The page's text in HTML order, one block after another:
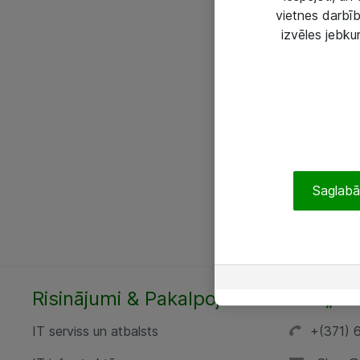
Risinājumi & Pakalpojumi
IT serviss un atbalsts
+(371)
vietnes
izvēles